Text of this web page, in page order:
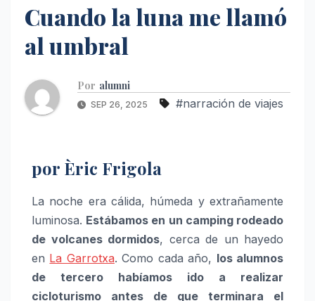
Cuando la luna me llamó
al umbral
Por alumni
SEP 26, 2025 #narración de viajes
por Èric Frigola
La noche era cálida, húmeda y extrañamente
luminosa. Estábamos en un camping rodeado
de volcanes dormidos, cerca de un hayedo
en La Garrotxa. Como cada año, los alumnos
de tercero habíamos ido a realizar
cicloturismo antes de que terminara el